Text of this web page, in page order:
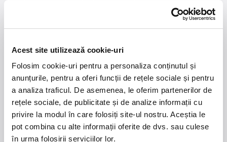
Acest site utilizează cookie-uri
Folosim cookie-uri pentru a personaliza conținutul și
anunțurile, pentru a oferi funcții de rețele sociale și pentru
a analiza traficul. De asemenea, le oferim partenerilor de
rețele sociale, de publicitate și de analize informații cu
privire la modul în care folosiți site-ul nostru. Aceștia le
pot combina cu alte informații oferite de dvs. sau culese
în urma folosirii serviciilor lor.
21 - 22 august 2026
NOSTALGIA Litoral
7 mai 2027
Morgan Jay - La Dolce
Vita Tour
Sala Palatului, Bucuresti